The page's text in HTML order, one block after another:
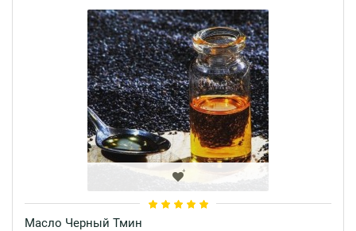
Масло Черный Тмин